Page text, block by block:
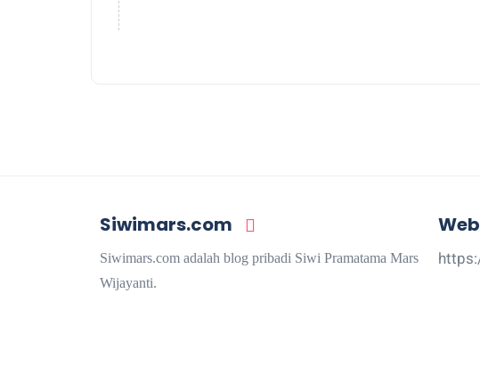
Siwimars.com
Siwimars.com adalah blog pribadi Siwi Pramatama Mars
Wijayanti.